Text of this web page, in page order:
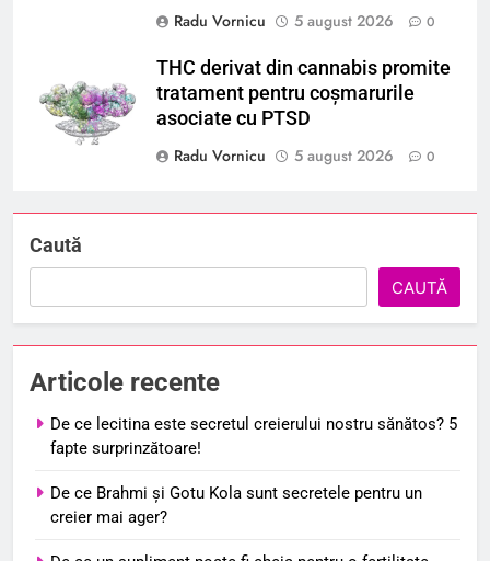
Radu Vornicu
5 august 2026 0
THC derivat din cannabis promite
tratament pentru coșmarurile
asociate cu PTSD
Radu Vornicu
5 august 2026 0
Caută
CAUTĂ
Articole recente
De ce lecitina este secretul creierului nostru sănătos? 5
fapte surprinzătoare!
De ce Brahmi și Gotu Kola sunt secretele pentru un
creier mai ager?